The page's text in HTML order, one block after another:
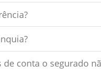
de conta o segurado